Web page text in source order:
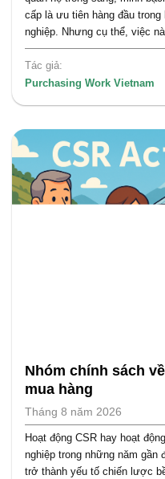
cấp là ưu tiên hàng đầu
nghiệp. Nhưng cụ thể, việc
Tác giả:
Purchasing Work Vietnam
Nhóm chính sách
mua hàng
Tháng 8 năm 2026
Hoạt động CSR hay hoạt
nghiệp trong những năm gần
trở thành yếu tố chiến lược